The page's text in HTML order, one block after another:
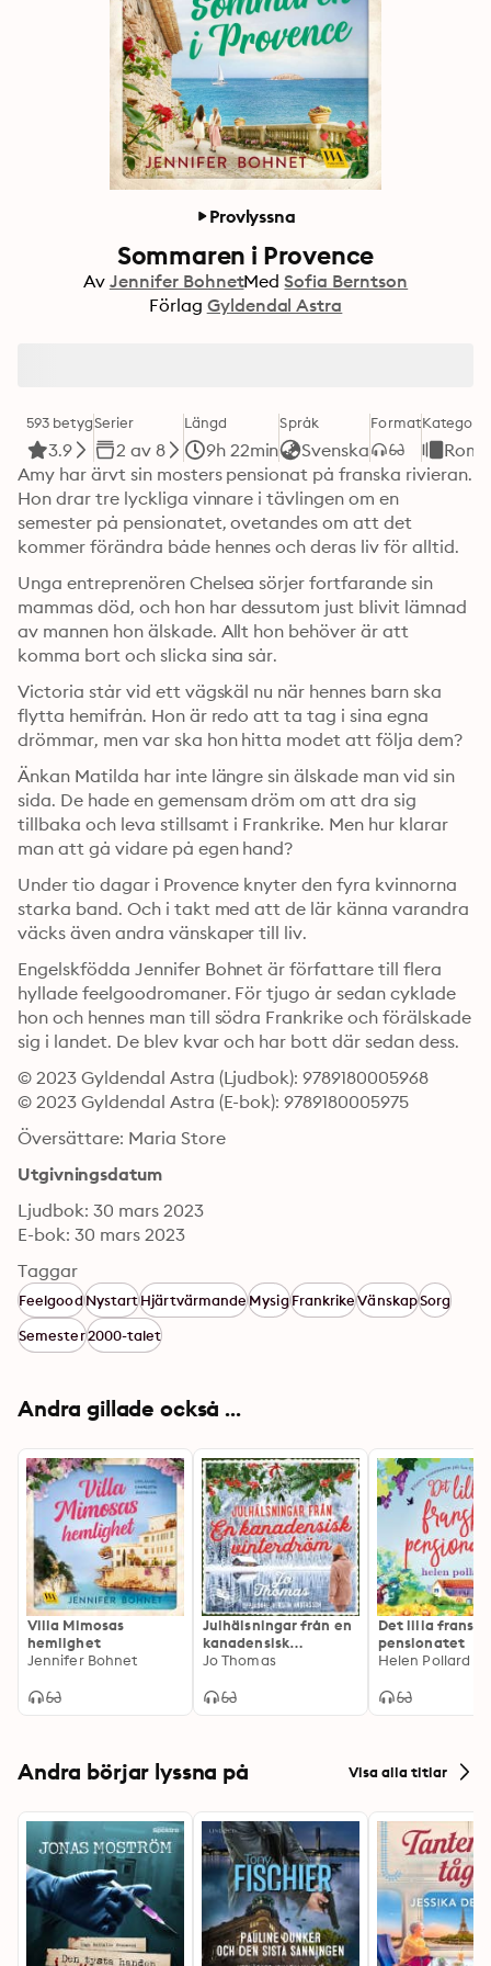
Provlyssna
Sommaren i Provence
Av Jennifer BohnetMed Sofia Berntson
Förlag Gyldendal Astra
593 betyg
3.9
Serier
2 av 8
Längd
9h 22min
Språk
Svenska
FormatKategori
Amy har ärvt sin mosters pensionat på franska rivieran.
Hon drar tre lyckliga vinnare i tävlingen om en
semester på pensionatet, ovetandes om att det
Unga entreprenören Chelsea sörjer fortfarande sin
mammas död, och hon har dessutom just blivit lämnad
av mannen hon älskade. Allt hon behöver är att
Victoria står vid ett vägskäl nu när hennes barn ska
flytta hemifrån. Hon är redo att ta tag i sina egna
drömmar, men var ska hon hitta modet att följa dem?
Änkan Matilda har inte längre sin älskade man vid sin
sida. De hade en gemensam dröm om att dra sig
tillbaka och leva stillsamt i Frankrike. Men hur klarar
man att gå vidare på egen hand?
Under tio dagar i Provence knyter den fyra kvinnorna
starka band. Och i takt med att de lär känna varandra
väcks även andra vänskaper till liv.
Engelskfödda Jennifer Bohnet är författare till flera
hyllade feelgoodromaner. För tjugo år sedan cyklade
hon och hennes man till södra Frankrike och förälskade
sig i landet. De blev kvar och har bott där sedan dess.
© 2023 Gyldendal Astra (Ljudbok): 9789180005968
© 2023 Gyldendal Astra (E-bok): 9789180005975
Översättare: Maria Store
Utgivningsdatum
Ljudbok: 30 mars 2023
E-bok: 30 mars 2023
Taggar
FeelgoodNystartHjärtvärmandeMysigFrankrikeVänskapSorg
Semester2000-talet
Andra gillade också ...
Villa Mimosas
hemlighet
Jennifer Bohnet
Julhälsningar från en
kanadensisk
vinterdröm
Jo Thomas
Det lilla franska
pensionatet
Helen Pollard
Andra börjar lyssna på Visa alla titlar